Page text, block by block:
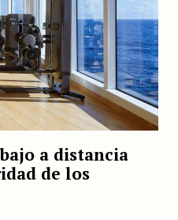
a distancia
de los